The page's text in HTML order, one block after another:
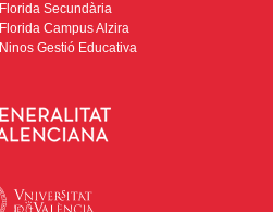
Florida Secundària
Florida Campus Alzira
Ninos Gestió Educativa